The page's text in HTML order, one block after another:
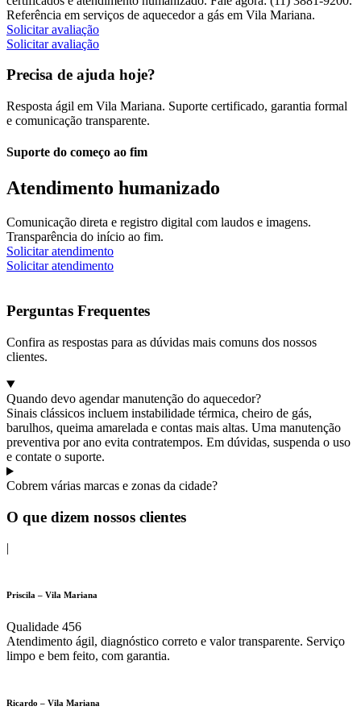
Referência em serviços de aquecedor a gás em Vila Mariana.
Solicitar avaliação
Solicitar avaliação
Precisa de ajuda hoje?
Resposta ágil em Vila Mariana. Suporte certificado, garantia formal
e comunicação transparente.
Suporte do começo ao fim
Atendimento humanizado
Comunicação direta e registro digital com laudos e imagens.
Transparência do início ao fim.
Solicitar atendimento
Solicitar atendimento
Perguntas Frequentes
Confira as respostas para as dúvidas mais comuns dos nossos
clientes.
Quando devo agendar manutenção do aquecedor?
Sinais clássicos incluem instabilidade térmica, cheiro de gás,
barulhos, queima amarelada e contas mais altas. Uma manutenção
preventiva por ano evita contratempos. Em dúvidas, suspenda o uso
e contate o suporte.
Cobrem várias marcas e zonas da cidade?
O que dizem nossos clientes
|
Priscila – Vila Mariana
Qualidade 456
Atendimento ágil, diagnóstico correto e valor transparente. Serviço
limpo e bem feito, com garantia.
Ricardo – Vila Mariana